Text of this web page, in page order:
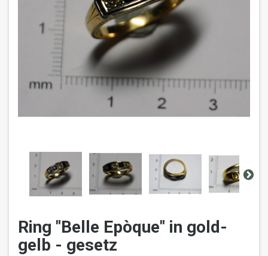
Ring "Belle Epòque" in gold-
gelb - gesetz